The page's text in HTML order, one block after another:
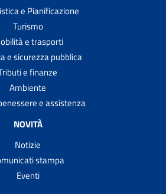
e Pianificazione
Turismo
e trasporti
e sicurezza pubblica
e finanze
Ambiente
e assistenza
NOVITÀ
Notizie
stampa
Eventi